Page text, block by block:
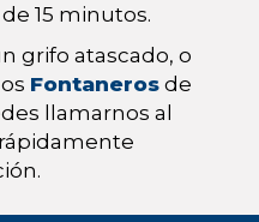
15 minutos.
grifo atascado, o
Fontaneros de
llamarnos al